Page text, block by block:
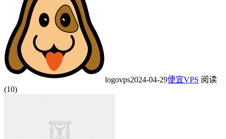
logovps2024-04-29便宜VPS 阅读
(10)